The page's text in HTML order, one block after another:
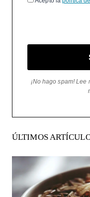
¡No hago spam! Lee
ÚLTIMOS